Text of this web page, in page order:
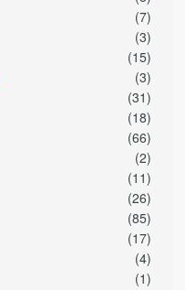
(7)
(3)
(15)
(3)
(31)
(18)
(66)
(2)
(11)
(26)
(85)
(17)
(4)
(1)